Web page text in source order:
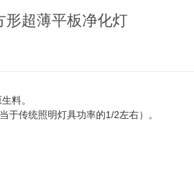
形超薄平板净化灯
料。
于传统照明灯具功率的1/2左右）。